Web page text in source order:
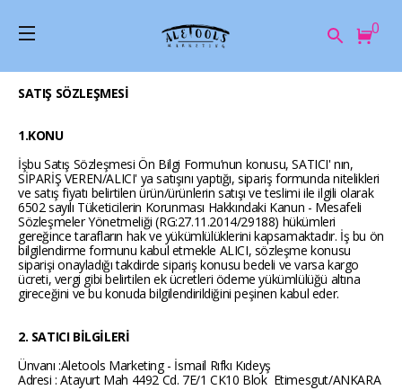
0
SATIŞ SÖZLEŞMESİ
1.KONU
İşbu Satış Sözleşmesi Ön Bilgi Formu’nun konusu, SATICI' nın,
SİPARİŞ VEREN/ALICI' ya satışını yaptığı, sipariş formunda nitelikleri
ve satış fiyatı belirtilen ürün/ürünlerin satışı ve teslimi ile ilgili olarak
6502 sayılı Tüketicilerin Korunması Hakkındaki Kanun - Mesafeli
Sözleşmeler Yönetmeliği (RG:27.11.2014/29188) hükümleri
gereğince tarafların hak ve yükümlülüklerini kapsamaktadır. İş bu ön
bilgilendirme formunu kabul etmekle ALICI, sözleşme konusu
siparişi onayladığı takdirde sipariş konusu bedeli ve varsa kargo
ücreti, vergi gibi belirtilen ek ücretleri ödeme yükümlülüğü altına
gireceğini ve bu konuda bilgilendirildiğini peşinen kabul eder.
2. SATICI BİLGİLERİ
Ünvanı :Aletools Marketing - İsmail Rıfkı Kıdeyş
Adresi :Atayurt Mah 4492 Cd. 7E/1 CK10 Blok Etimesgut/ANKARA